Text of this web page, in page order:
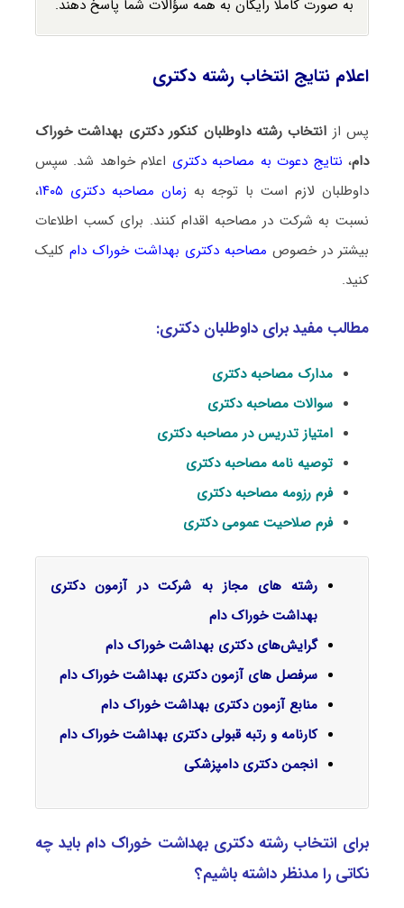
به صورت کاملا رایگان به همه سؤالات شما پاسخ دهند.
اعلام نتایج انتخاب رشته دکتری
پس از انتخاب رشته داوطلبان کنکور دکتری بهداشت خوراک
دام، نتایج دعوت به مصاحبه دکتری اعلام خواهد شد. سپس
داوطلبان لازم است با توجه به زمان مصاحبه دکتری ۱۴۰۵
،
نسبت به شرکت در مصاحبه اقدام کنند. برای کسب اطلاعات
بیشتر در خصوص مصاحبه دکتری بهداشت خوراک دام کلیک
کنید.
مطالب مفید برای داوطلبان دکتری:
مدارک مصاحبه دکتری
سوالات مصاحبه دکتری
امتیاز تدریس در مصاحبه دکتری
توصیه نامه مصاحبه دکتری
فرم رزومه مصاحبه دکتری
فرم صلاحیت عمومی دکتری
رشته های مجاز به شرکت در آزمون دکتری
بهداشت خوراک دام
گرایش‌های دکتری بهداشت خوراک دام
سرفصل‌ های آزمون دکتری بهداشت خوراک دام
منابع آزمون دکتری بهداشت خوراک دام
کارنامه و رتبه قبولی دکتری بهداشت خوراک دام
انجمن دکتری دامپزشکی
برای انتخاب رشته دکتری بهداشت خوراک دام باید چه
نکاتی را مدنظر داشته باشیم؟